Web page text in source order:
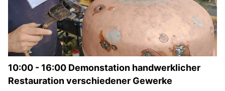
10:00 - 16:00 Demonstation handwerklicher
Restauration verschiedener Gewerke